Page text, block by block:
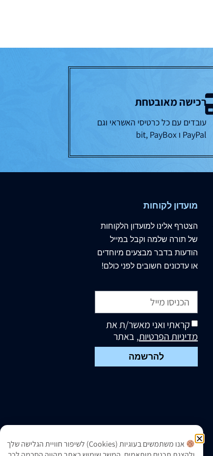
רכישה מאובטחת
עובדים עם כל כרטיסי האשראי וגם
PayPal ו bit, PayBox
מועדון לקוחות
הצטרף אלינו למועדון הלקוחות
של תורה שלמה וקבל במייל
הודעות בדבר מבצעים מיוחדים
או עדכונים חשובים לפני כולם!
קראתי ואני מאשר/ת את
מדיניות הפרטיות, באתר
להרשמה
אנו משתמשים בעוגיות (Cookies) לשיפור חוויית הגלישה שלך